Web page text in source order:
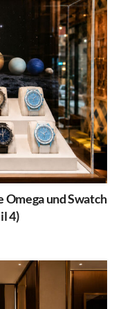
und Swatch
4)